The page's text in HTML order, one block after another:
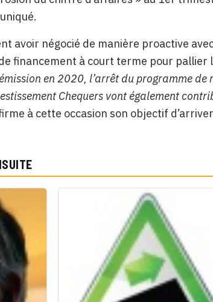
avoir négocié de manière proactive
financement à court terme pour pallier
en 2020, l’arrêt du programme
Chequers vont également
à cette occasion son objectif